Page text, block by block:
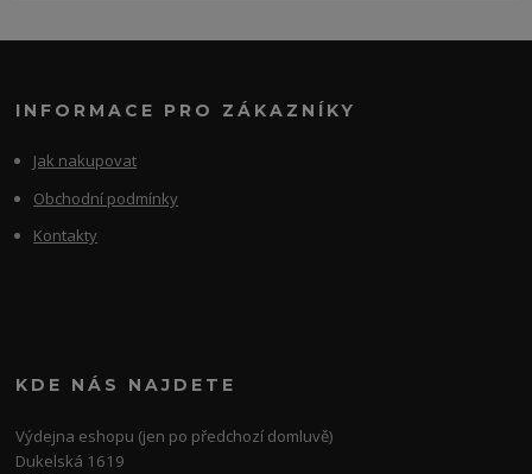
INFORMACE PRO ZÁKAZNÍKY
Jak nakupovat
Obchodní podmínky
Kontakty
KDE NÁS NAJDETE
Výdejna eshopu (jen po předchozí domluvě)
Dukelská 1619